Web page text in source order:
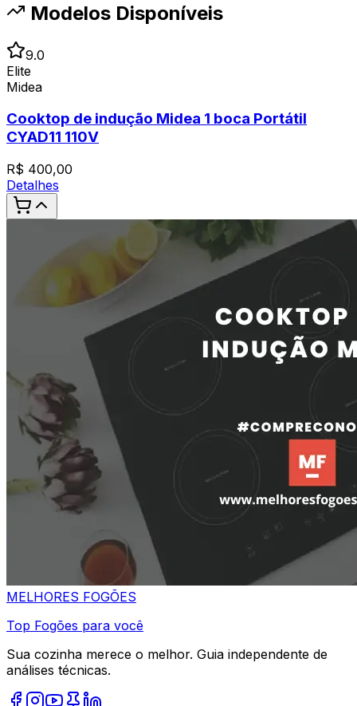
Modelos Disponíveis
9.0
Elite
Midea
Cooktop de indução Midea 1 boca Portátil
CYAD11 110V
R$ 400,00
Detalhes
MELHORES FOGÕES
Top Fogões para você
Sua cozinha merece o melhor. Guia independente de
análises técnicas.